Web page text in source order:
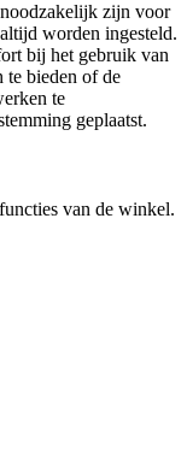
zijn voor
worden ingesteld.
bij het gebruik van
te bieden of de
te
geplaatst.
van de winkel.